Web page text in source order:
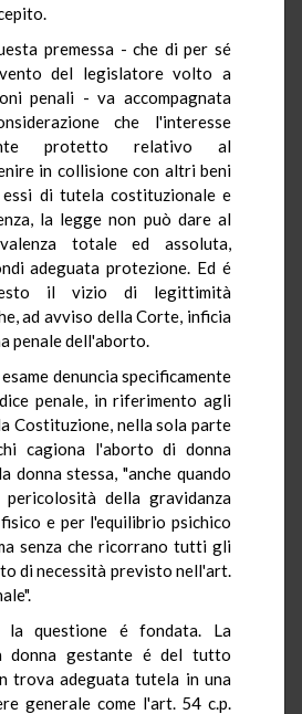
premessa - che di per sé
del legislatore volto a
penali - va accompagnata
che l'interesse
protetto relativo al
in collisione con altri beni
di tutela costituzionale e
la legge non può dare al
totale ed assoluta,
adeguata protezione. Ed é
il vizio di legittimità
ad avviso della Corte, inficia
penale dell'aborto.
denuncia specificamente
penale, in riferimento agli
Costituzione, nella sola parte
cagiona l'aborto di donna
donna stessa, "anche quando
della gravidanza
e per l'equilibrio psichico
senza che ricorrano tutti gli
di necessità previsto nell'art.
questione é fondata. La
donna gestante é del tutto
trova adeguata tutela in una
generale come l'art. 54 c.p.